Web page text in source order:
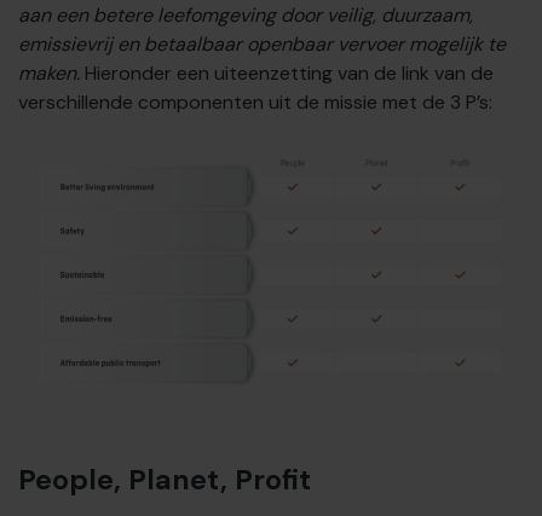
aan een betere leefomgeving door veilig, duurzaam,
emissievrij en betaalbaar openbaar vervoer mogelijk te
maken. Hieronder een uiteenzetting van de link van de
verschillende componenten uit de missie met de 3 P’s:
People, Planet, Profit